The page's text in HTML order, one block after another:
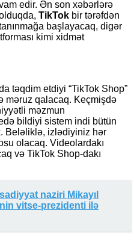
edir. Ən son xəbərlərə
TikTok bir tərəfdən
başlayacaq, digər
kimi xidmət
təqdim etdiyi “TikTok Shop”
məruz qalacaq. Keçmişdə
məzmun
bildiyi sistem indi bütün
Beləliklə, izlədiyiniz hər
olacaq. Videolardakı
və TikTok Shop-dakı
naziri Mikayıl
vitse-prezidenti ilə